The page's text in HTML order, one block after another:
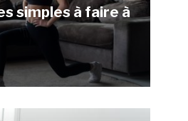
simples à faire à